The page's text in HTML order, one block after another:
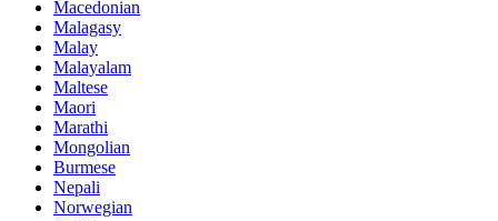
Macedonian
Malagasy
Malay
Malayalam
Maltese
Maori
Marathi
Mongolian
Burmese
Nepali
Norwegian